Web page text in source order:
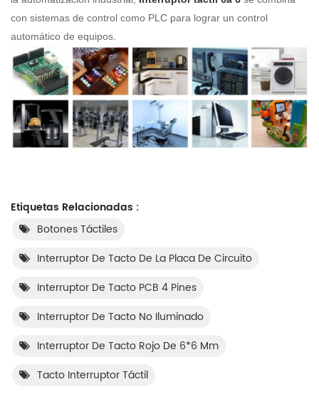
con sistemas de control como PLC para lograr un control
automático de equipos.
Etiquetas Relacionadas :
Botones Táctiles
Interruptor De Tacto De La Placa De Circuito
Interruptor De Tacto PCB 4 Pines
Interruptor De Tacto No Iluminado
Interruptor De Tacto Rojo De 6*6 Mm
Tacto Interruptor Táctil